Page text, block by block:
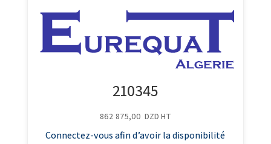
210345
862 875,00 DZD HT
Connectez-vous afin d’avoir la disponibilité